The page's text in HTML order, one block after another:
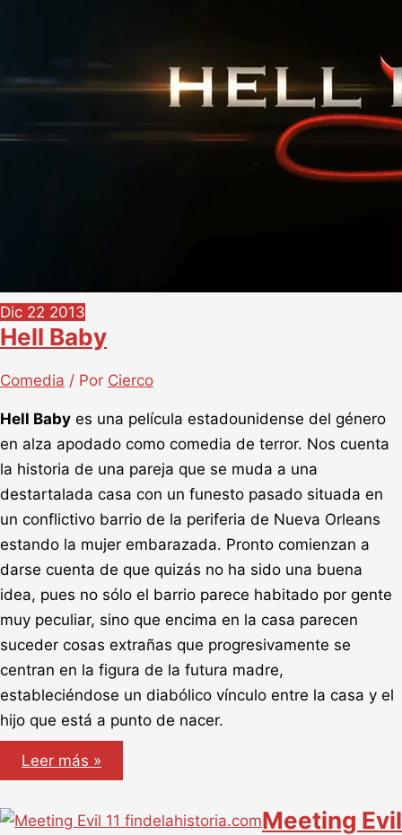
Dic 22 2013
Hell Baby
Comedia / Por Cierco
Hell Baby es una película estadounidense del género
en alza apodado como comedia de terror. Nos cuenta
la historia de una pareja que se muda a una
destartalada casa con un funesto pasado situada en
un conflictivo barrio de la periferia de Nueva Orleans
estando la mujer embarazada. Pronto comienzan a
darse cuenta de que quizás no ha sido una buena
idea, pues no sólo el barrio parece habitado por gente
muy peculiar, sino que encima en la casa parecen
suceder cosas extrañas que progresivamente se
centran en la figura de la futura madre,
estableciéndose un diabólico vínculo entre la casa y el
hijo que está a punto de nacer.
Hell
Baby
Leer más »
Meeting Evil